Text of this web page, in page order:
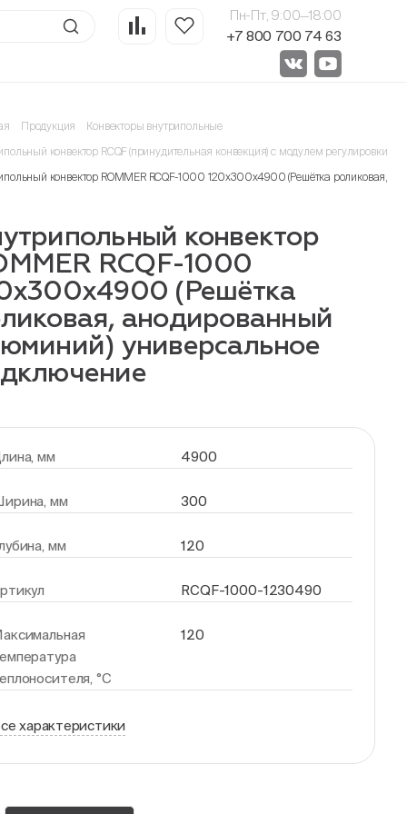
Пн-Пт, 9:00—18:00
+7 800 700 74 63
Продукция Конвекторы внутрипольные
конвектор RCQF (принудительная конвекция) с модулем регулировки
конвектор ROMMER RCQF-1000 120х300х4900 (Решётка роликовая,
конвектор
RCQF-1000
(Решётка
анодированный
универсальное
мм 4900
мм 300
мм 120
RCQF-1000-1230490
°С
120
характеристики